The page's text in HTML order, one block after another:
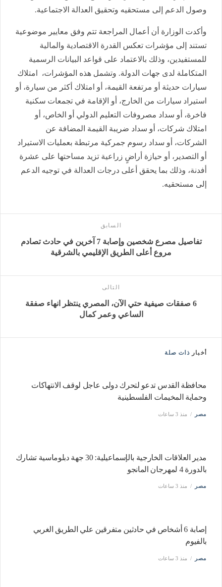
وصول الدعم إلى مستحقيه وتحقيق العدالة الاجتماعية.
وأكدت الوزارة أن أعمال المراجعة تتم وفق معايير موضوعية
تستند إلى مؤشرات تعكس القدرة الاقتصادية والمالية
للمستفيدين، وذلك بالاعتماد على قواعد البيانات الرسمية
المتكاملة لدى جهات الدولة. وتشمل هذه المؤشرات، امتلاك
سيارات حديثة أو مرتفعة القيمة، أو امتلاك أكثر من سيارة، أو
استيراد سيارات من الخارج، أو الإقامة في تجمعات سكنية
فاخرة، أو سداد مصروفات التعليم الدولي أو الخاص، أو
امتلاك شركات، أو سداد ضريبة القيمة المضافة عن
الشركات، أو سداد رسوم جمركية مرتبطة بعمليات الاستيراد
أو التصدير، أو حيازة أراضٍ زراعية تزيد مساحتها على عشرة
أفدنة، وذلك بما يحقق أعلى درجات العدالة في توجيه الدعم
إلى مستحقيه.
السابق
تفاصيل مصرع شخصين وإصابة 7 آخرين في حادث تصادم
مروع أعلى الطريق الإقليمي بالشرقية
التالى
6 صفقات صيفية حتي الآن، المصري ينتظر انهاء صفقة
الساعي وعمر كمال
أخبار ذات صلة
محافظة القدس تدعو لتحرك دولى عاجل لوقف الانتهاكات
وحماية المخيمات الفلسطينية
مصر منذ 3 ساعات
مدير العلاقات الخارجية بالإسماعيلية: 30 جهة دبلوماسية تشارك
بالدورة 4 لمهرجان المانجو
مصر منذ 3 ساعات
إصابة 6 أشخاص في حادثين متفرقين علي الطريق الغربي
بالفيوم
مصر منذ 3 ساعات